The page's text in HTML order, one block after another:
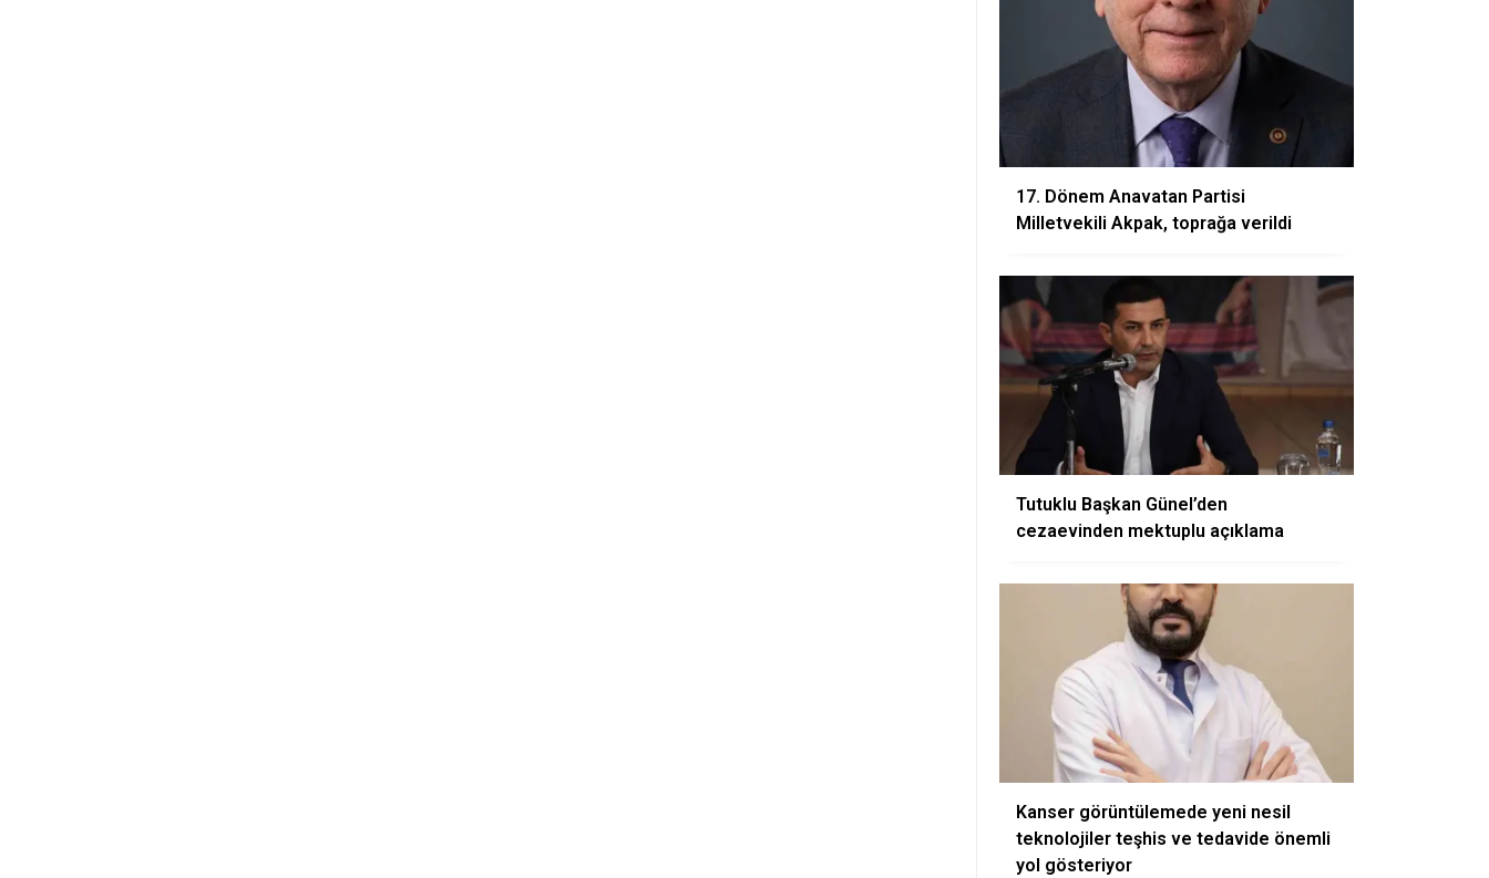
17. Dönem Anavatan Partisi
Milletvekili Akpak, toprağa verildi
Tutuklu Başkan Günel’den
cezaevinden mektuplu açıklama
Kanser görüntülemede yeni nesil
teknolojiler teşhis ve tedavide önemli
yol gösteriyor